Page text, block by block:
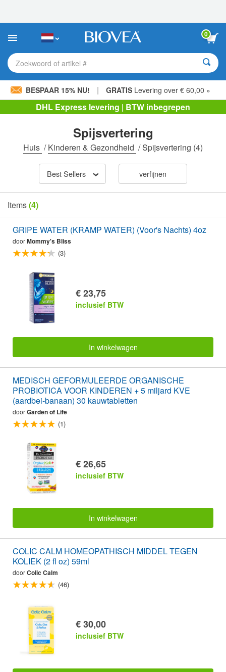
Deze
bevat
toegankelijkheidssysteem.
0
Zoekwoord of artikel #
BESPAAR 15% NU! | GRATIS Levering over € 60,00 »
DHL Express levering | BTW inbegrepen
Spijsvertering
Huis /Kinderen & Gezondheid /Spijsvertering (4)
Best Sellers verfijnen
Items(4)
GRIPE WATER (KRAMP WATER) (Voor's Nachts) 4oz
doorMommy's Bliss
(3)
€ 23,75
inclusief BTW
In winkelwagen
MEDISCH GEFORMULEERDE ORGANISCHE
PROBIOTICA VOOR KINDEREN + 5 miljard KVE
(aardbei-banaan) 30 kauwtabletten
doorGarden of Life
(1)
€ 26,65
inclusief BTW
In winkelwagen
COLIC CALM HOMEOPATHISCH MIDDEL TEGEN
KOLIEK (2 fl oz) 59ml
doorColic Calm
(46)
€ 30,00
inclusief BTW